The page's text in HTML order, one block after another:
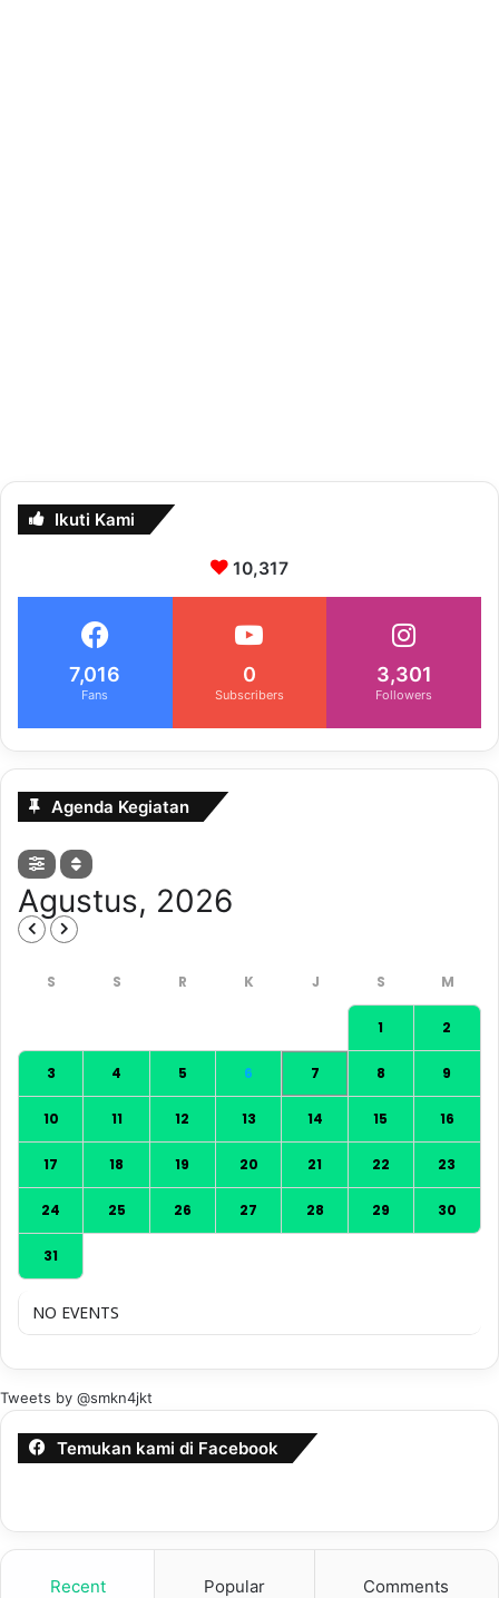
Ikuti Kami
10,317
7,016
Fans
0
Subscribers
3,301
Followers
Agenda Kegiatan
Agustus, 2026
1 2
3 4 5 6 7 8 9
10 11 12 13 14 15 16
17 18 19 20 21 22 23
24 25 26 27 28 29 30
31
NO EVENTS
Tweets by @smkn4jkt
Temukan kami di Facebook
Recent Popular Comments